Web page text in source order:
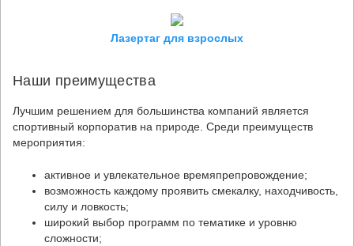
Лазертаг для взрослых
Наши преимущества
Лучшим решением для большинства компаний является
спортивный корпоратив на природе. Среди преимуществ
мероприятия:
активное и увлекательное времяпрепровождение;
возможность каждому проявить смекалку, находчивость,
силу и ловкость;
широкий выбор программ по тематике и уровню
сложности;